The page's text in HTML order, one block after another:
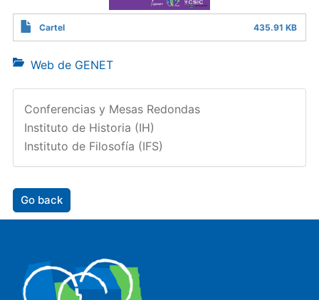
Cartel 435.91 KB
Web de GENET
Conferencias y Mesas Redondas
Instituto de Historia (IH)
Instituto de Filosofía (IFS)
Go back